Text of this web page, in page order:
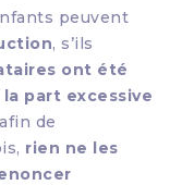
peuvent
, s’ils
ont été
part excessive
afin de
rien ne les